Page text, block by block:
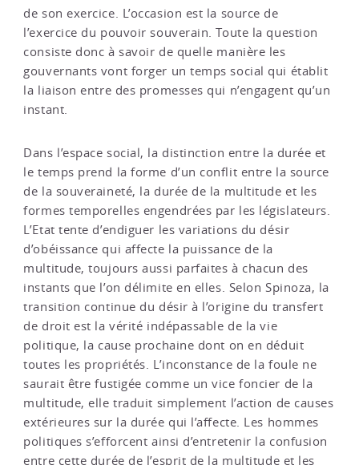
de son exercice. L’occasion est la source de
l’exercice du pouvoir souverain. Toute la question
consiste donc à savoir de quelle manière les
gouvernants vont forger un temps social qui établit
la liaison entre des promesses qui n’engagent qu’un
instant.
Dans l’espace social, la distinction entre la durée et
le temps prend la forme d’un conflit entre la source
de la souveraineté, la durée de la multitude et les
formes temporelles engendrées par les législateurs.
L’Etat tente d’endiguer les variations du désir
d’obéissance qui affecte la puissance de la
multitude, toujours aussi parfaites à chacun des
instants que l’on délimite en elles. Selon Spinoza, la
transition continue du désir à l’origine du transfert
de droit est la vérité indépassable de la vie
politique, la cause prochaine dont on en déduit
toutes les propriétés. L’inconstance de la foule ne
saurait être fustigée comme un vice foncier de la
multitude, elle traduit simplement l’action de causes
extérieures sur la durée qui l’affecte. Les hommes
politiques s’efforcent ainsi d’entretenir la confusion
entre cette durée de l’esprit de la multitude et les